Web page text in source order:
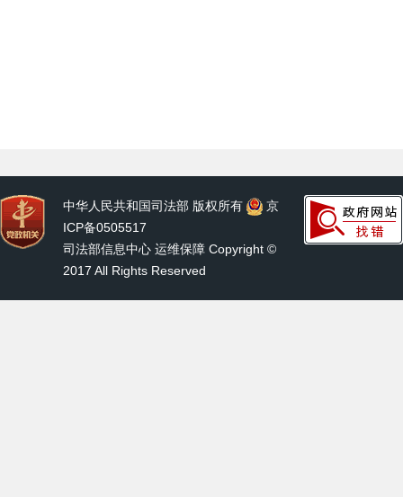
中华人民共和国司法部 版权所有
京
ICP备0505517
司法部信息中心 运维保障 Copyright ©
2017 All Rights Reserved